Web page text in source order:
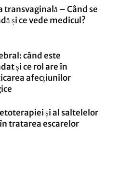
transvaginală – Când se
și ce vede medicul?
când este
și ce rol are în
afecțiunilor
și al saltelelor
tratarea escarelor